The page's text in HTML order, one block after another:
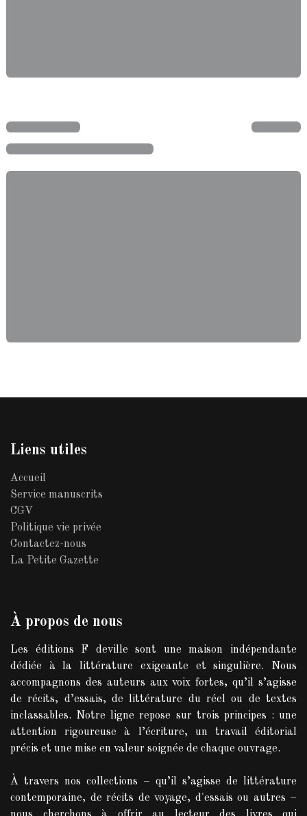
Liens utiles
Accueil
Service manuscrits
CGV
Politique vie privée
Contactez-nous
La Petite Gazette
À propos de nous
Les éditions F deville sont une maison indépendante
dédiée à la littérature exigeante et singulière. Nous
accompagnons des auteurs aux voix fortes, qu’il s’agisse
de récits, d’essais, de littérature du réel ou de textes
inclassables. Notre ligne repose sur trois principes : une
attention rigoureuse à l’écriture, un travail éditorial
précis et une mise en valeur soignée de chaque ouvrage.
À travers nos collections – qu’il s’agisse de littérature
contemporaine, de récits de voyage, d'essais ou autres –